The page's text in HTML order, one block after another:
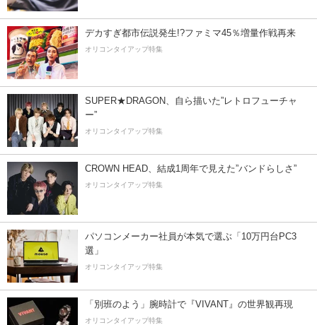
デカすぎ都市伝説発生!?ファミマ45％増量作戦再来
オリコンタイアップ特集
SUPER★DRAGON、自ら描いた”レトロフューチャ
ー”
オリコンタイアップ特集
CROWN HEAD、結成1周年で見えた”バンドらしさ”
オリコンタイアップ特集
パソコンメーカー社員が本気で選ぶ「10万円台PC3
選」
オリコンタイアップ特集
「別班のよう」腕時計で『VIVANT』の世界観再現
オリコンタイアップ特集